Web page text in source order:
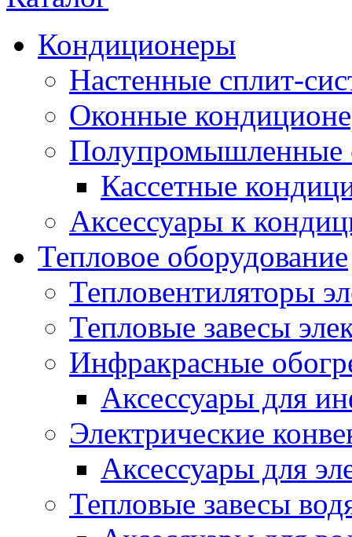
Кондиционеры
Настенные сплит-
Оконные
Полупромышленные
Кассетные
Аксессуары к
Тепловое оборудование
Тепловентиляторы
Тепловые завесы
Инфракрасные
Аксессуары для
Электрические
Аксессуары для
Тепловые завесы